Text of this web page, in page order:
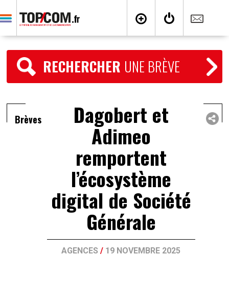
RECHERCHER UNE BRÈVE
Brèves Dagobert et
Adimeo
remportent
l’écosystème
digital de Société
Générale
AGENCES / 19 NOVEMBRE 2025